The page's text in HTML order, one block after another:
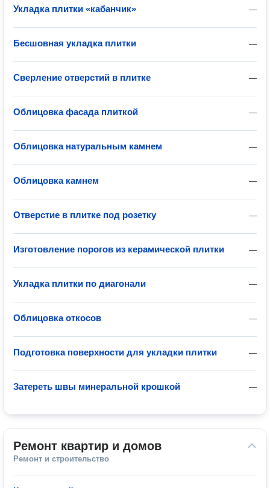
—
Укладка плитки «кабанчик»
—
Бесшовная укладка плитки
—
Сверление отверстий в плитке
—
Облицовка фасада плиткой
—
Облицовка натуральным камнем
—
Облицовка камнем
—
Отверстие в плитке под розетку
—
Изготовление порогов из керамической плитки
—
Укладка плитки по диагонали
—
Облицовка откосов
—
Подготовка поверхности для укладки плитки
—
Затереть швы минеральной крошкой
Ремонт квартир и домов
Ремонт и строительство